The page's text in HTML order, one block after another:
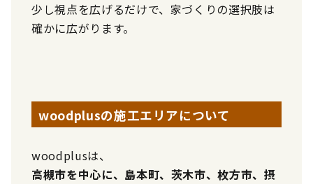
少し視点を広げるだけで、家づくりの選択肢は
確かに広がります。
woodplusの施工エリアについて
woodplusは、
高槻市を中心に、島本町、茨木市、枚方市、摂